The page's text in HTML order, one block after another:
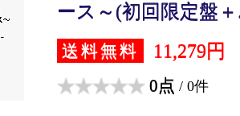
ース～(初回限定盤＋
送料無料 11,279円
0点 / 0件